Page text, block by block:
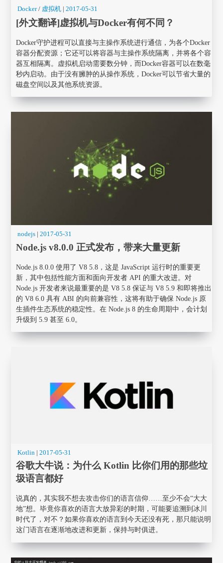
Docker / 虚拟机 |2017-05-31
[外文翻译]虚拟机与Docker有何不同？
Docker守护进程可以直接与主操作系统进行通信，为各个Docker
容器分配资源；它还可以将容器与主操作系统隔离，并将各个容
器互相隔离。虚拟机启动需要数分钟，而Docker容器可以在数毫
秒内启动。由于没有臃肿的从操作系统，Docker可以节省大量的
磁盘空间以及其他系统资源。
nodejs |2017-05-31
Node.js v8.0.0 正式发布，带来大量更新
Node.js 8.0.0 使用了 V8 5.8，这是 JavaScript 运行时的重要更
新，其中包括性能方面和面向开发者 API 的重大改进。对
Node.js 开发者来说最重要的是 V8 5.8 保证与 V8 5.9 和即将推出
的 V8 6.0 具有 ABI 的向前兼容性，这将有助于确保 Node.js 原
生插件生态系统的稳定性。在 Node.js 8 的生命周期中，会计划
升级到 5.9 甚至 6.0。
Kotlin |2017-05-31
谷歌大牛说：为什么 Kotlin 比你们用的那些垃
圾语言都好
说真的，其实我不想去攻击你们的语言信仰……至少不会“大大
地”想。毕竟你喜欢的语言大放异彩的时期，可能要追溯到冰川
时代了，对不？如果你喜欢的语言到今天还没有死，那只能说明
这门语言在逐渐地改进和更新，保持与时俱进。